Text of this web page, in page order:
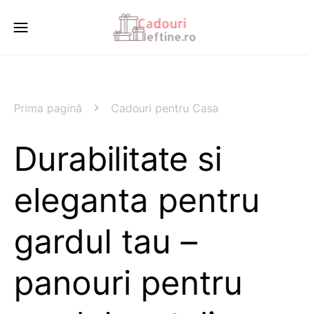
Prima pagină Cadouri pentru Casa
Durabilitate si
eleganta pentru
gardul tau –
panouri pentru